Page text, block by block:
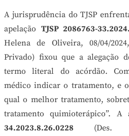
A jurisprudência do TJSP
apelação TJSP 2086763-
Helena de Oliveira, 08/04/
Privado) fixou que a alegação
termo literal do acórdão.
médico indicar o tratamento, e
qual o melhor tratamento,
tratamento quimioterápico”. A
34.2023.8.26.0228 (Des.